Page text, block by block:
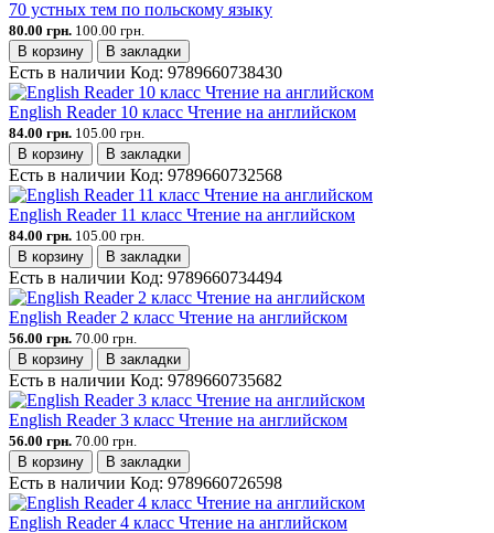
70 устных тем по польскому языку
80.00 грн. 100.00 грн.
В корзину
В закладки
Есть в наличии Код: 9789660738430
English Reader 10 класс Чтение на английском
84.00 грн. 105.00 грн.
В корзину
В закладки
Есть в наличии Код: 9789660732568
English Reader 11 класс Чтение на английском
84.00 грн. 105.00 грн.
В корзину
В закладки
Есть в наличии Код: 9789660734494
English Reader 2 класс Чтение на английском
56.00 грн. 70.00 грн.
В корзину
В закладки
Есть в наличии Код: 9789660735682
English Reader 3 класс Чтение на английском
56.00 грн. 70.00 грн.
В корзину
В закладки
Есть в наличии Код: 9789660726598
English Reader 4 класс Чтение на английском